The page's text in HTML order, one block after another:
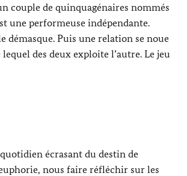
couple de quinquagénaires nommés
une performeuse indépendante.
démasque. Puis une relation se noue
des deux exploite l’autre. Le jeu
écrasant du destin de
nous faire réfléchir sur les